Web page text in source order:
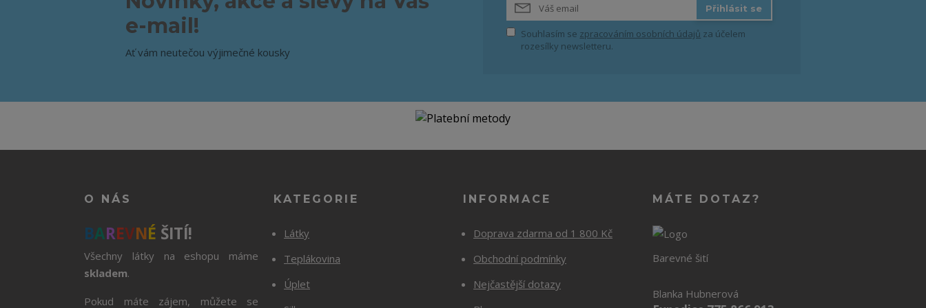
e-mail!
Ať vám neutečou výjimečné kousky
Přihlásit se
Souhlasím se zpracováním osobních údajů za účelem
rozesílky newsletteru.
O NÁS
BAREVNÉ ŠITÍ!
Všechny látky na eshopu máme
skladem.
Pokud máte zájem, můžete se
KATEGORIE
Látky
Teplákovina
Úplet
INFORMACE
Doprava zdarma od 1 800 Kč
Obchodní podmínky
Nejčastější dotazy
MÁTE DOTAZ?
Barevné šití
Blanka Hubnerová